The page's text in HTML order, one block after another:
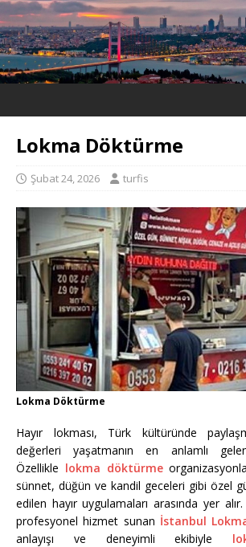
Lokma Döktürme
Şubat 24, 2026 turfis
Lokma Döktürme
Hayır lokması, Türk kültüründe
değerleri yaşatmanın en anlamlı
Özellikle lokma döktürme
sünnet, düğün ve kandil geceleri gibi özel
edilen hayır uygulamaları arasında yer
profesyonel hizmet sunan İstanbul
anlayışı ve deneyimli ekibiyle